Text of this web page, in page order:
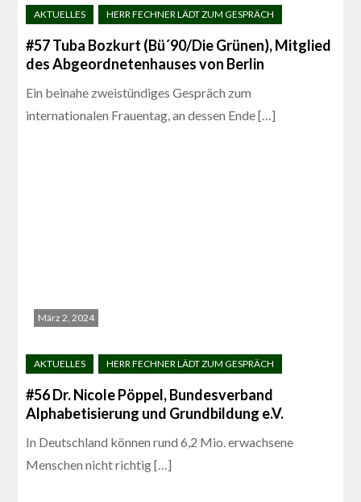
#57 Tuba Bozkurt (Bü´90/Die Grünen), Mitglied
des Abgeordnetenhauses von Berlin
Ein beinahe zweistündiges Gespräch zum
internationalen Frauentag, an dessen Ende […]
März 2, 2024
#56 Dr. Nicole Pöppel, Bundesverband
Alphabetisierung und Grundbildung e.V.
In Deutschland können rund 6,2 Mio. erwachsene
Menschen nicht richtig […]